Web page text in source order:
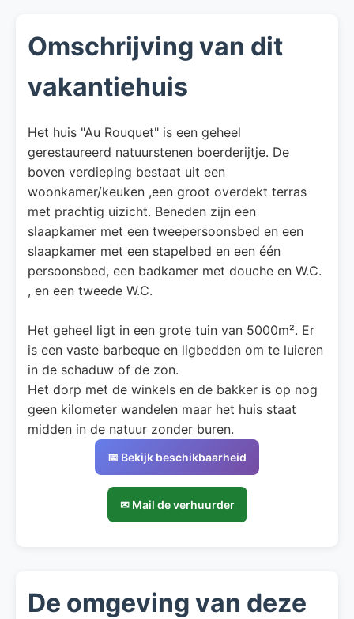
Omschrijving van dit
vakantiehuis
Het huis "Au Rouquet" is een geheel
gerestaureerd natuurstenen boerderijtje. De
boven verdieping bestaat uit een
woonkamer/keuken ,een groot overdekt terras
met prachtig uizicht. Beneden zijn een
slaapkamer met een tweepersoonsbed en een
slaapkamer met een stapelbed en een één
persoonsbed, een badkamer met douche en W.C.
, en een tweede W.C.
Het geheel ligt in een grote tuin van 5000m². Er
is een vaste barbeque en ligbedden om te luieren
in de schaduw of de zon.
Het dorp met de winkels en de bakker is op nog
geen kilometer wandelen maar het huis staat
midden in de natuur zonder buren.
📅 Bekijk beschikbaarheid
✉ Mail de verhuurder
De omgeving van deze